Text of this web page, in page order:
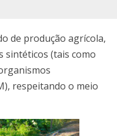
de produção agrícola,
sintéticos (tais como
respeitando o meio